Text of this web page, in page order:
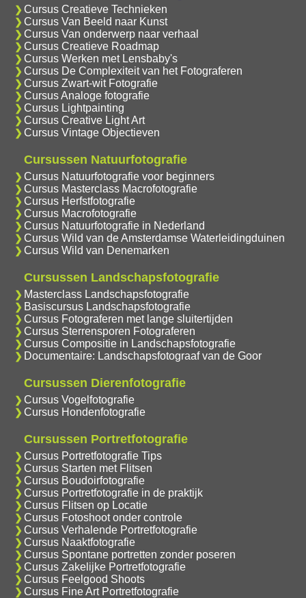
Cursus Creatieve Technieken
Cursus Van Beeld naar Kunst
Cursus Van onderwerp naar verhaal
Cursus Creatieve Roadmap
Cursus Werken met Lensbaby's
Cursus De Complexiteit van het Fotograferen
Cursus Zwart-wit Fotografie
Cursus Analoge fotografie
Cursus Lightpainting
Cursus Creative Light Art
Cursus Vintage Objectieven
Cursussen Natuurfotografie
Cursus Natuurfotografie voor beginners
Cursus Masterclass Macrofotografie
Cursus Herfstfotografie
Cursus Macrofotografie
Cursus Natuurfotografie in Nederland
Cursus Wild van de Amsterdamse Waterleidingduinen
Cursus Wild van Denemarken
Cursussen Landschapsfotografie
Masterclass Landschapsfotografie
Basiscursus Landschapsfotografie
Cursus Fotograferen met lange sluitertijden
Cursus Sterrensporen Fotograferen
Cursus Compositie in Landschapsfotografie
Documentaire: Landschapsfotograaf van de Goor
Cursussen Dierenfotografie
Cursus Vogelfotografie
Cursus Hondenfotografie
Cursussen Portretfotografie
Cursus Portretfotografie Tips
Cursus Starten met Flitsen
Cursus Boudoirfotografie
Cursus Portretfotografie in de praktijk
Cursus Flitsen op Locatie
Cursus Fotoshoot onder controle
Cursus Verhalende Portretfotografie
Cursus Naaktfotografie
Cursus Spontane portretten zonder poseren
Cursus Zakelijke Portretfotografie
Cursus Feelgood Shoots
Cursus Fine Art Portretfotografie